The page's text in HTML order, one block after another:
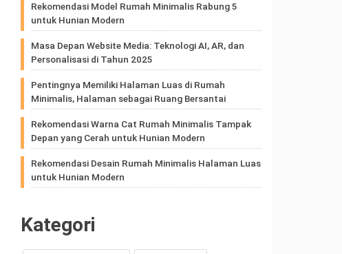
Rekomendasi Model Rumah Minimalis Rabung 5
untuk Hunian Modern
Masa Depan Website Media: Teknologi AI, AR, dan
Personalisasi di Tahun 2025
Pentingnya Memiliki Halaman Luas di Rumah
Minimalis, Halaman sebagai Ruang Bersantai
Rekomendasi Warna Cat Rumah Minimalis Tampak
Depan yang Cerah untuk Hunian Modern
Rekomendasi Desain Rumah Minimalis Halaman Luas
untuk Hunian Modern
Kategori